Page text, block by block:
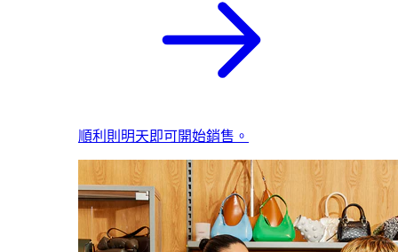
順利則明天即可開始銷售。